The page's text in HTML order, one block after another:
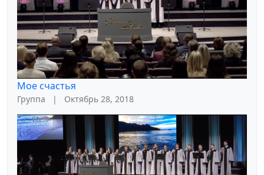
Мое счастья
Группа | Октябрь 28, 2018